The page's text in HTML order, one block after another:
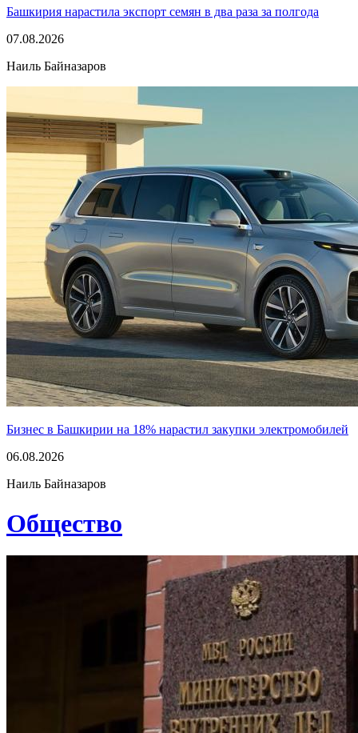
Башкирия нарастила экспорт семян в два раза за полгода
07.08.2026
Наиль Байназаров
Бизнес в Башкирии на 18% нарастил закупки электромобилей
06.08.2026
Наиль Байназаров
Общество